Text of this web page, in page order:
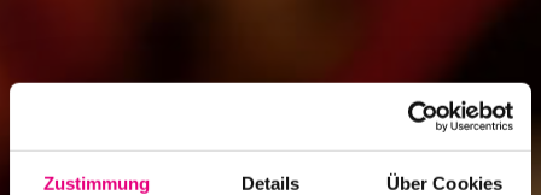
Zustimmung Details Über Cookies